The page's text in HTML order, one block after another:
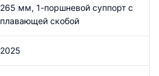
265 мм, 1-поршневой суппорт с
плавающей скобой
2025